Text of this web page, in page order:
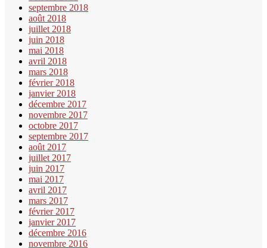
septembre 2018
août 2018
juillet 2018
juin 2018
mai 2018
avril 2018
mars 2018
février 2018
janvier 2018
décembre 2017
novembre 2017
octobre 2017
septembre 2017
août 2017
juillet 2017
juin 2017
mai 2017
avril 2017
mars 2017
février 2017
janvier 2017
décembre 2016
novembre 2016